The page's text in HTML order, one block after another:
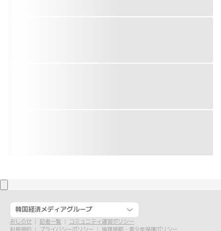
韓国経済メディアグループ
おしらせ 記者一覧
コミュニティ運営ポリシー
利用規約
プライバシーポリシー 倫理規範・青少年保護ポリシー